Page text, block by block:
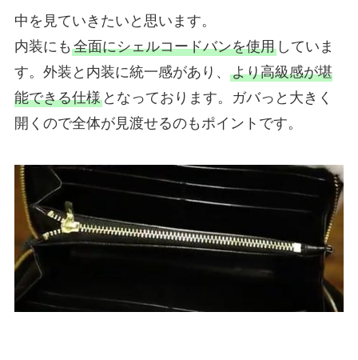
中を見ていきたいと思います。
内装にも 全面にシェルコードバンを使用していま
す。外装と内装に統一感があり、 より高級感が堪
能できる仕様となっております。ガバっと大きく
開くので全体が見渡せるのもポイントです。